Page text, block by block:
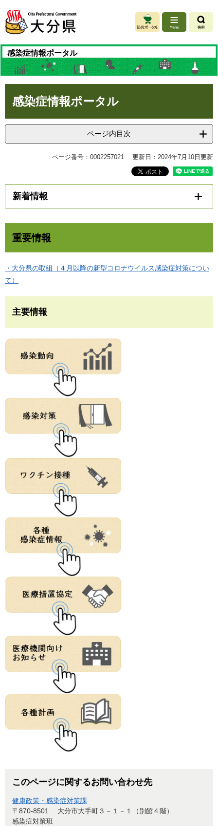
ジ
先
頭
で
す
ュ
を
飛
ば
し
へ
感染症情報ポータル
感染症情報ポータル
ページ内目次
ページ番号：0002257021 更新日：2024年7月10日更新
新着情報
重要情報
・大分県の取組（４月以降の新型コロナウイルス感染症対策につい
て）
主要情報
このページに関するお問い合わせ先
健康政策・感染症対策課
〒870-8501
大分市大手町３－１－１（別館４階）
感染症対策班